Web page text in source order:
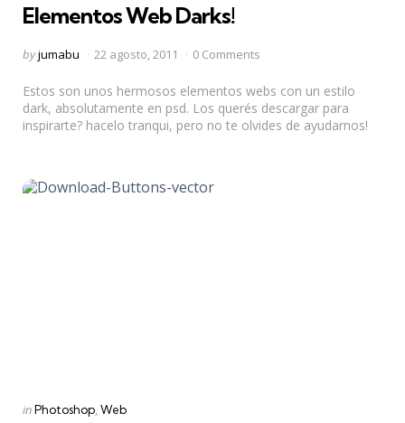
Elementos Web Darks!
Posted
byjumabu 22 agosto, 2011 0 Comments
Estos son unos hermosos elementos webs con un estilo
dark, absolutamente en psd. Los querés descargar para
inspirarte? hacelo tranqui, pero no te olvides de ayudarnos!
Categories
Posted
inPhotoshop Web